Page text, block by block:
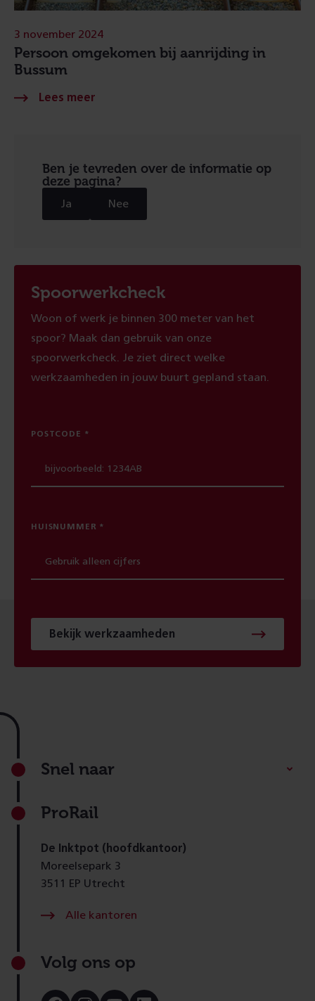
Persoon omgekomen bij aanrijding in
Bussum
3 november 2024
Ben je tevreden over de informatie op
deze pagina?
Ja Nee
Spoorwerkcheck
Woon of werk je binnen 300 meter van het
spoor? Maak dan gebruik van onze
spoorwerkcheck. Je ziet direct welke
werkzaamheden in jouw buurt gepland staan.
POSTCODE
HUISNUMMER
Bekijk werkzaamheden
Footer
Snel naar
ProRail
De Inktpot (hoofdkantoor)
Moreelsepark 3
3511 EP Utrecht
Alle kantoren
Volg ons op